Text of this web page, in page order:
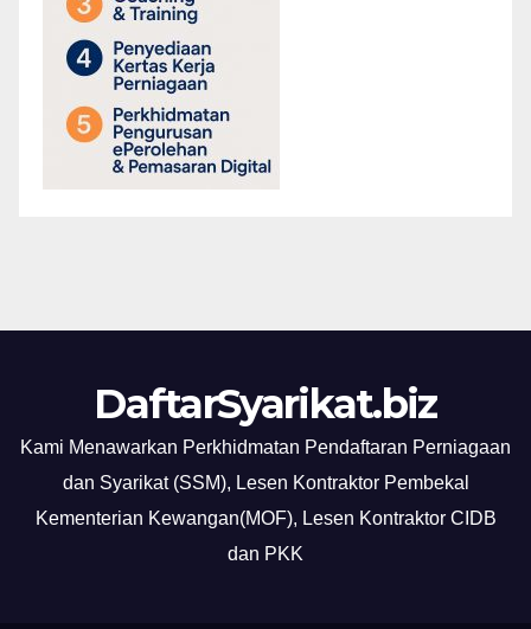
DaftarSyarikat.biz
Kami Menawarkan Perkhidmatan Pendaftaran Perniagaan
dan Syarikat (SSM), Lesen Kontraktor Pembekal
Kementerian Kewangan(MOF), Lesen Kontraktor CIDB
dan PKK